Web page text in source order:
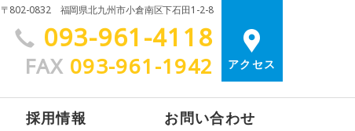
〒802-0832 福岡県北九州市小倉南区下石田1-2-8
093-961-4118
FAX 093-961-1942 アクセス
採用情報 お問い合わせ